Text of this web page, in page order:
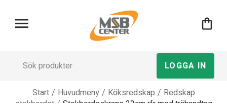
menu shopping_bag
LOGGA IN
Start / Huvudmeny / Köksredskap / Redskap
stekbordet / Stekbordsskrapa 22cm rfr med trähandtag